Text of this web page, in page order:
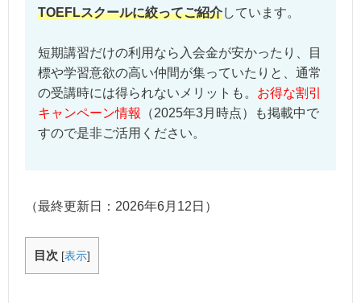
TOEFLスクールに絞ってご紹介しています。
短期講習だけの利用なら入会金が安かったり、目
標や学習意欲の高い仲間が集っていたりと、通常
の受講時には得られないメリットも。 お得な割引
キャンペーン情報
（2025年3月時点）も掲載中で
すので是非ご活用ください。
（最終更新日： 2026年6月12日 ）
目次 [表示]